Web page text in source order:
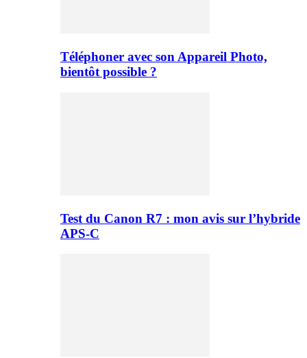
Téléphoner avec son Appareil Photo,
bientôt possible ?
Test du Canon R7 : mon avis sur l’hybride
APS-C